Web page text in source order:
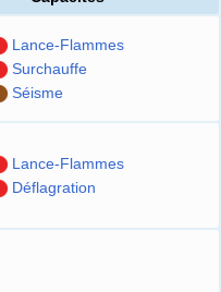
Lance-Flammes
Surchauffe
Séisme
Lance-Flammes
Déflagration